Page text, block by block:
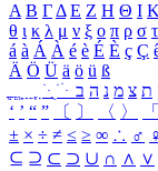
Α Β ΓΔ Ε Ζ Η Θ Ι
θ ι κ λ μ ν ξ ο π ρ σ τ
á à Á À é è É È ç Ç
Ä Ö Ü ä ö ü ß
ִֶֹ ֻּ ׁׂ ת צ מ נ ה ב
‘ ’ “ ” 〔 〕 〈 〉 「
± × ÷ ≠ ≤ ≥ ∞ ∴ ♂ ♀
⊆ ⊇ ⊂ ⊃ ∪ ∩ ∧ ∨